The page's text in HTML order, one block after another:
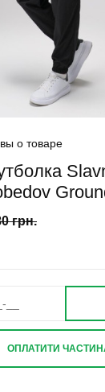
о товаре
грн.
ОПЛАТИТИ